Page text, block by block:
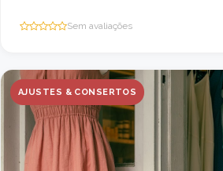
Sem avaliações
AJUSTES & CONSERTOS